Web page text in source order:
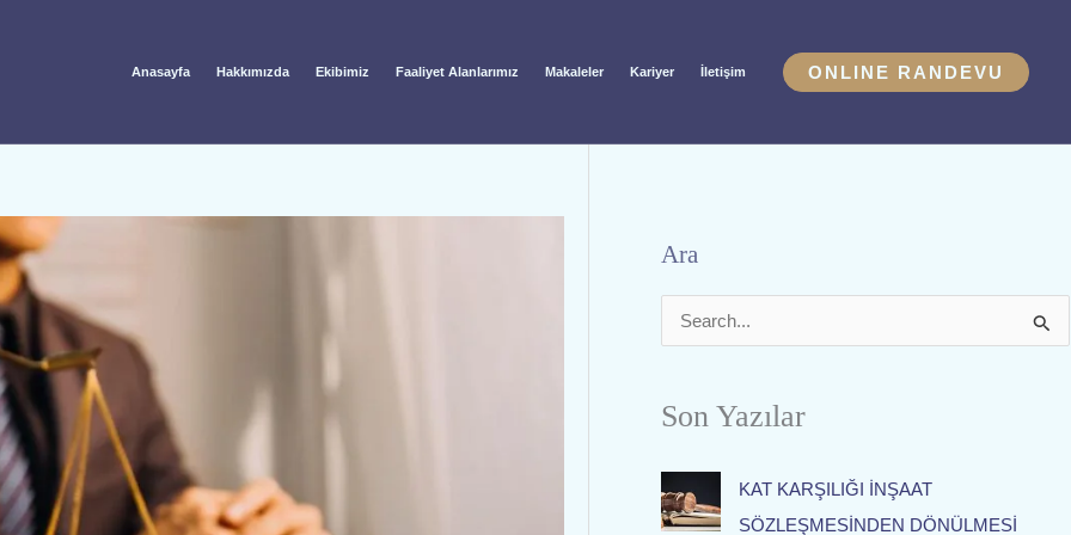
Anasayfa Hakkımızda Ekibimiz Faaliyet Alanlarımız Makaleler Kariyer İletişim ONLINE RANDEVU
Ara
c
h
Son Yazılar
KAT KARŞILIĞI İNŞAAT
SÖZLEŞMESİNDEN DÖNÜLMESİ